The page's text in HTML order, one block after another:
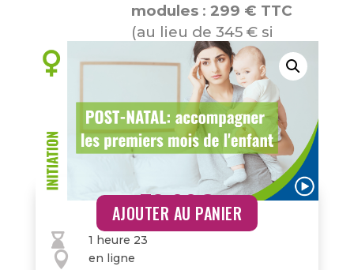
modules: 299 € TTC
(au lieu de 345 € si
modules achetés
séparément)
39,00€
AJOUTER AU PANIER
 1 heure 23
 en ligne